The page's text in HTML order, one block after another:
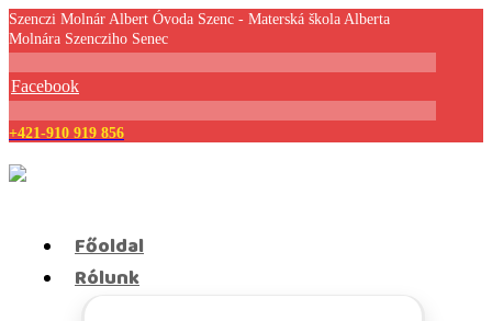
Szenczi Molnár Albert Óvoda Szenc - Materská škola Alberta
Molnára Szencziho Senec
Facebook
+421-910 919 856
Főoldal
Rólunk